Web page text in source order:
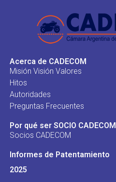
Acerca de CADECOM
Misión Visión Valores
Hitos
Autoridades
Preguntas Frecuentes
Por qué ser SOCIO CADECOM
Socios CADECOM
Informes de Patentamiento
2025